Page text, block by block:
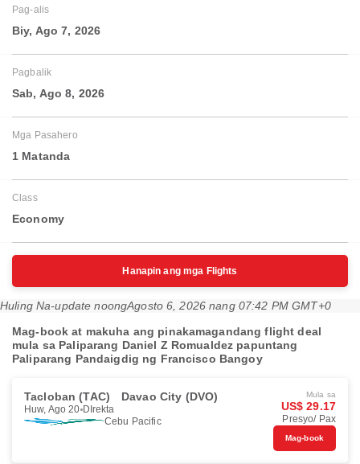
Pag-alis
Biy, Ago 7, 2026
Pagbalik
Sab, Ago 8, 2026
Mga Pasahero
1 Matanda
Class
Economy
Hanapin ang mga Flights
Huling Na-update noongAgosto 6, 2026 nang 07:42 PM GMT+0
Mag-book at makuha ang pinakamagandang flight deal
mula sa Paliparang Daniel Z Romualdez papuntang
Paliparang Pandaigdig ng Francisco Bangoy
Tacloban (TAC) Davao City (DVO)
Huw, Ago 20 DIrekta
Cebu Pacific
Mula sa
US$ 29.17
Presyo/ Pax
Mag-book